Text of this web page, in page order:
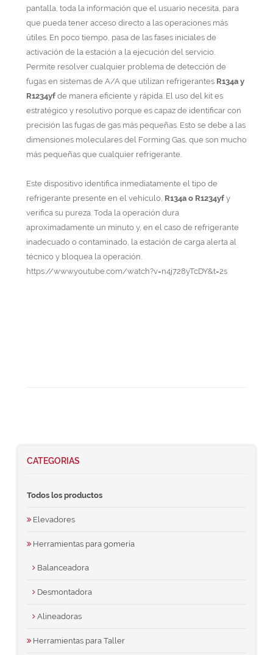
pantalla, toda la información que el usuario necesita, para
que pueda tener acceso directo a las operaciones más
útiles. En poco tiempo, pasa de las fases iniciales de
activación de la estación a la ejecución del servicio.
Permite resolver cualquier problema de detección de
fugas en sistemas de A/A que utilizan refrigerantes R134a y
R1234yf de manera eficiente y rápida. El uso del kit es
estratégico y resolutivo porque es capaz de identificar con
precisión las fugas de gas más pequeñas. Esto se debe a las
dimensiones moleculares del Forming Gas, que son mucho
más pequeñas que cualquier refrigerante.
Este dispositivo identifica inmediatamente el tipo de
refrigerante presente en el vehículo, R134a o R1234yf y
verifica su pureza. Toda la operación dura
aproximadamente un minuto y, en el caso de refrigerante
inadecuado o contaminado, la estación de carga alerta al
técnico y bloquea la operación.
https://www.youtube.com/watch?v=n4j728yTcDY&t=2s
CATEGORIAS
Todos los productos
Elevadores
Herramientas para gomería
Balanceadora
Desmontadora
Alineadoras
Herramientas para Taller